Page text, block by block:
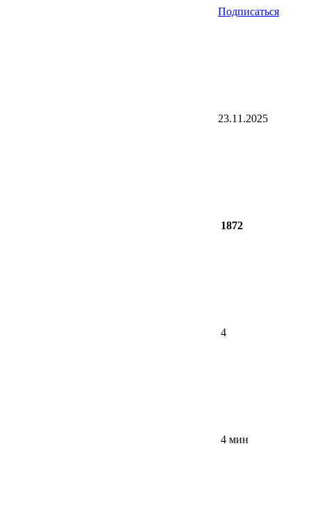
Подписаться
23.11.2025
1872
4
4 мин